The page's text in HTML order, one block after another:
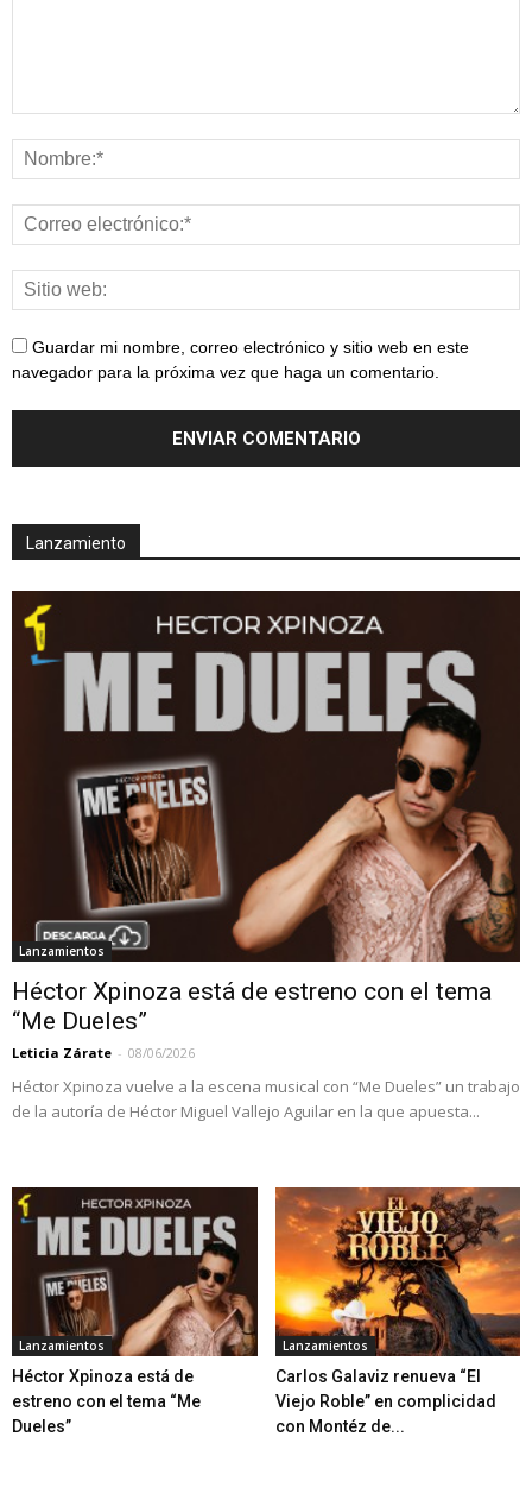
Guardar mi nombre, correo electrónico y sitio web en este
navegador para la próxima vez que haga un comentario.
Lanzamiento
Lanzamientos
Héctor Xpinoza está de estreno con el tema
“Me Dueles”
Leticia Zárate - 08/06/2026
Héctor Xpinoza vuelve a la escena musical con “Me Dueles” un trabajo
de la autoría de Héctor Miguel Vallejo Aguilar en la que apuesta...
Lanzamientos
Héctor Xpinoza está de
estreno con el tema “Me
Dueles”
Lanzamientos
Carlos Galaviz renueva “El
Viejo Roble” en complicidad
con Montéz de...